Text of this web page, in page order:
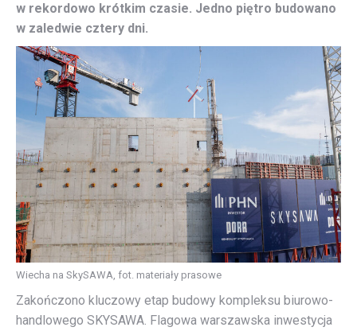
w rekordowo krótkim czasie. Jedno piętro budowano
w zaledwie cztery dni.
Wiecha na SkySAWA, fot. materiały prasowe
Zakończono kluczowy etap budowy kompleksu biurowo-
handlowego SKYSAWA. Flagowa warszawska inwestycja